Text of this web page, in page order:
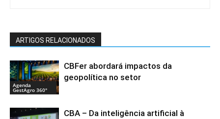
ARTIGOS RELACIONADOS
Agenda
GestAgro 360°
CBFer abordará impactos da
geopolítica no setor
CBA – Da inteligência artificial à